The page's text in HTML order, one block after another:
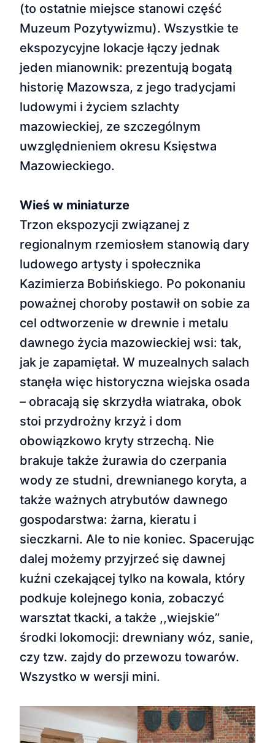
(to ostatnie miejsce stanowi część
Muzeum Pozytywizmu). Wszystkie te
ekspozycyjne lokacje łączy jednak
jeden mianownik: prezentują bogatą
historię Mazowsza, z jego tradycjami
ludowymi i życiem szlachty
mazowieckiej, ze szczególnym
uwzględnieniem okresu Księstwa
Mazowieckiego.
Wieś w miniaturze
Trzon ekspozycji związanej z
regionalnym rzemiosłem stanowią dary
ludowego artysty i społecznika
Kazimierza Bobińskiego. Po pokonaniu
poważnej choroby postawił on sobie za
cel odtworzenie w drewnie i metalu
dawnego życia mazowieckiej wsi: tak,
jak je zapamiętał. W muzealnych salach
stanęła więc historyczna wiejska osada
– obracają się skrzydła wiatraka, obok
stoi przydrożny krzyż i dom
obowiązkowo kryty strzechą. Nie
brakuje także żurawia do czerpania
wody ze studni, drewnianego koryta, a
także ważnych atrybutów dawnego
gospodarstwa: żarna, kieratu i
sieczkarni. Ale to nie koniec. Spacerując
dalej możemy przyjrzeć się dawnej
kuźni czekającej tylko na kowala, który
podkuje kolejnego konia, zobaczyć
warsztat tkacki, a także ,,wiejskie’’
środki lokomocji: drewniany wóz, sanie,
czy tzw. zajdy do przewozu towarów.
Wszystko w wersji mini.